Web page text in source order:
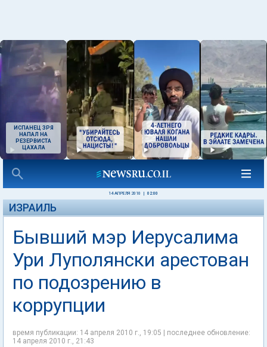
ИСПАНЕЦ ЗРЯ
НАПАЛ НА
РЕЗЕРВИСТА
ЦАХАЛА
14 АПРЕЛЯ 2010 02:00
ИЗРАИЛЬ
Бывший мэр Иерусалима
Ури Луполянски арестован
по подозрению в
коррупции
время публикации: 14 апреля 2010 г., 19:05 | последнее обновление:
14 апреля 2010 г., 21:43